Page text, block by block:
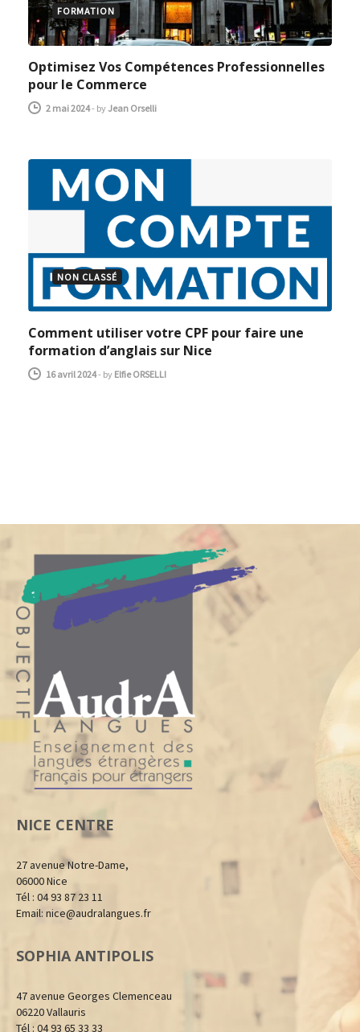
FORMATION
Optimisez Vos Compétences Professionnelles
pour le Commerce
2 mai 2024- byJean Orselli
NON CLASSÉ
Comment utiliser votre CPF pour faire une
formation d’anglais sur Nice
16 avril 2024- by Elfie ORSELLI
NICE CENTRE
27 avenue Notre-Dame,
06000 Nice
Tél : 04 93 87 23 11
Email: nice@audralangues.fr
SOPHIA ANTIPOLIS
47 avenue Georges Clemenceau
06220 Vallauris
Tél : 04 93 65 33 33